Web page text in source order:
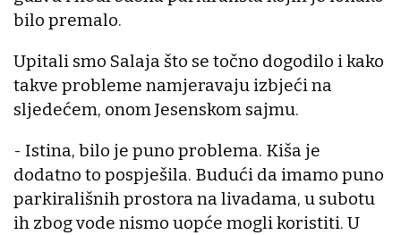
bilo premalo.
Upitali smo Salaja što se točno dogodilo i kako
takve probleme namjeravaju izbjeći na
sljedećem, onom Jesenskom sajmu.
- Istina, bilo je puno problema. Kiša je
dodatno to pospješila. Budući da imamo puno
parkirališnih prostora na livadama, u subotu
ih zbog vode nismo uopće mogli koristiti. U